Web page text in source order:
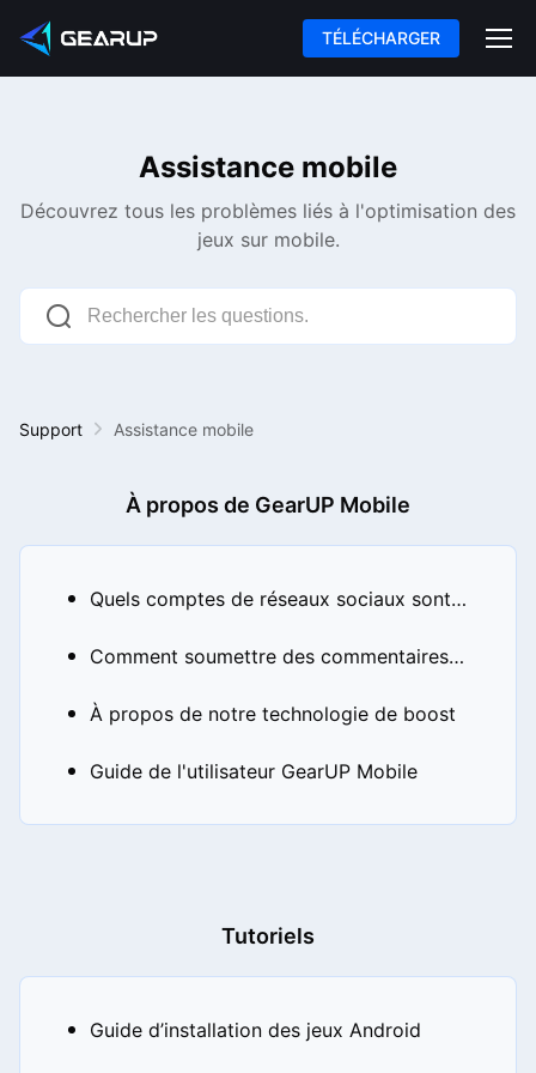
TÉLÉCHARGER
Assistance mobile
Découvrez tous les problèmes liés à l'optimisation des
jeux sur mobile.
Support Assistance mobile
À propos de GearUP Mobile
Quels comptes de réseaux sociaux sont disponibles dans GearUP ?
Comment soumettre des commentaires dans GearUP Mobile
À propos de notre technologie de boost
Guide de l'utilisateur GearUP Mobile
Tutoriels
Guide d’installation des jeux Android